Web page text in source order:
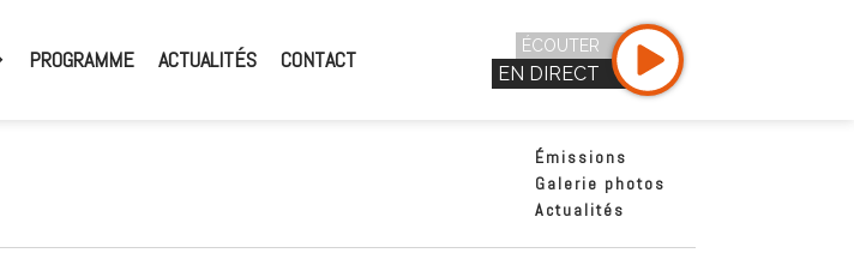
PROGRAMME ACTUALITÉS CONTACT
ÉCOUTER
EN DIRECT
Émissions
Galerie photos
Actualités